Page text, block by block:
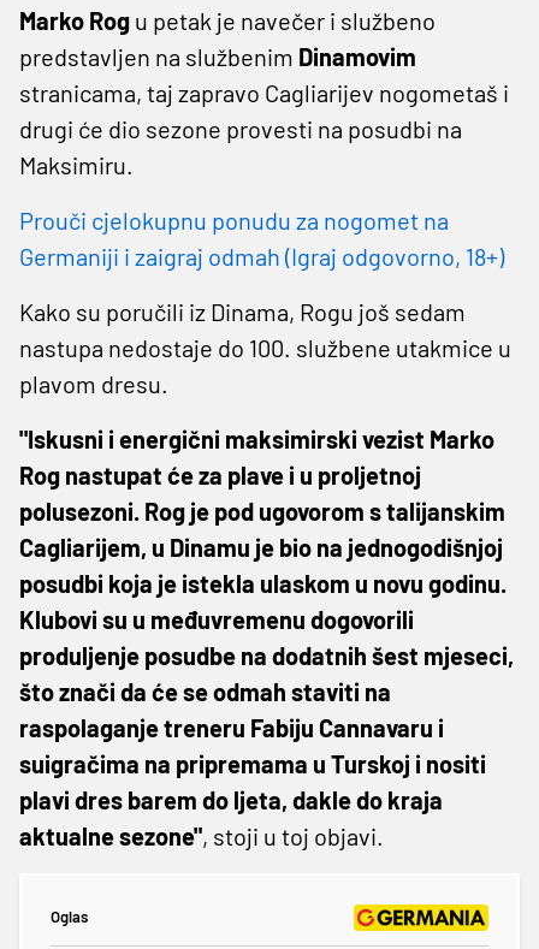
Marko Rog u petak je navečer i službeno
predstavljen na službenim Dinamovim
stranicama, taj zapravo Cagliarijev nogometaš i
drugi će dio sezone provesti na posudbi na
Maksimiru.
Prouči cjelokupnu ponudu za nogomet na
Germaniji i zaigraj odmah (Igraj odgovorno, 18+)
Kako su poručili iz Dinama, Rogu još sedam
nastupa nedostaje do 100. službene utakmice u
plavom dresu.
"Iskusni i energični maksimirski vezist Marko
Rog nastupat će za plave i u proljetnoj
polusezoni. Rog je pod ugovorom s talijanskim
Cagliarijem, u Dinamu je bio na jednogodišnjoj
posudbi koja je istekla ulaskom u novu godinu.
Klubovi su u međuvremenu dogovorili
produljenje posudbe na dodatnih šest mjeseci,
što znači da će se odmah staviti na
raspolaganje treneru Fabiju Cannavaru i
suigračima na pripremama u Turskoj i nositi
plavi dres barem do ljeta, dakle do kraja
aktualne sezone", stoji u toj objavi.
Oglas